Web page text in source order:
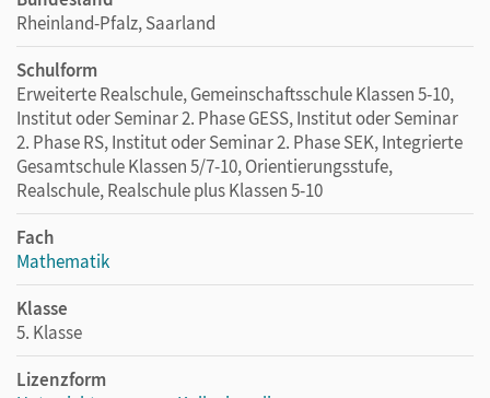
Rheinland-Pfalz, Saarland
Schulform
Erweiterte Realschule, Gemeinschaftsschule Klassen 5-10,
Institut oder Seminar 2. Phase GESS, Institut oder Seminar
2. Phase RS, Institut oder Seminar 2. Phase SEK, Integrierte
Gesamtschule Klassen 5/7-10, Orientierungsstufe,
Realschule, Realschule plus Klassen 5-10
Fach
Mathematik
Klasse
5. Klasse
Lizenzform